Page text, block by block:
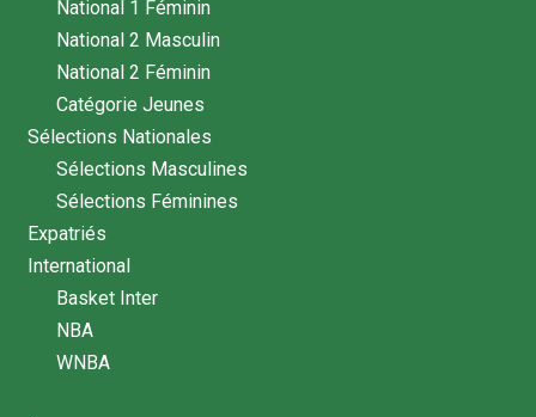
National 1 Féminin
National 2 Masculin
National 2 Féminin
Catégorie Jeunes
Sélections Nationales
Sélections Masculines
Sélections Féminines
Expatriés
International
Basket Inter
NBA
WNBA